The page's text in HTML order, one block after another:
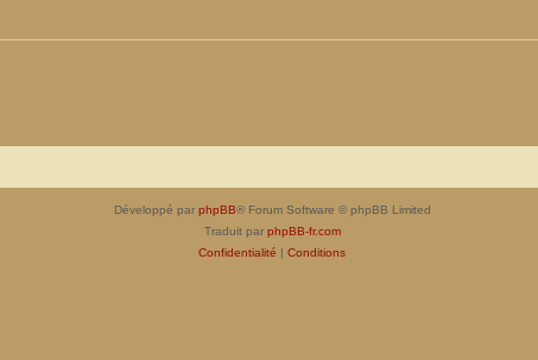
Développé par phpBB® Forum Software © phpBB Limited
Traduit par phpBB-fr.com
Confidentialité | Conditions